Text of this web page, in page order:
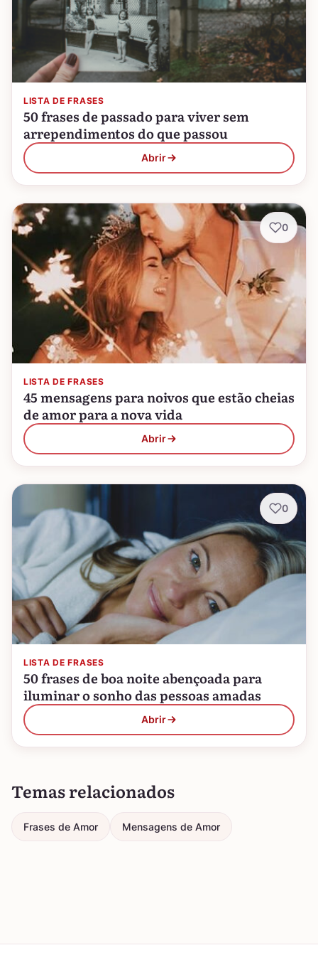
LISTA DE FRASES
50 frases de passado para viver sem
arrependimentos do que passou
Abrir
LISTA DE FRASES
45 mensagens para noivos que estão cheias
de amor para a nova vida
Abrir
0
LISTA DE FRASES
50 frases de boa noite abençoada para
iluminar o sonho das pessoas amadas
Abrir
0
Temas relacionados
Frases de Amor Mensagens de Amor